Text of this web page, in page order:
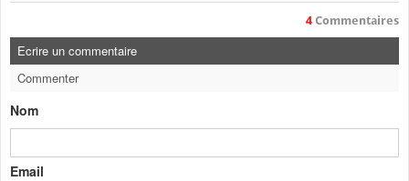
4 Commentaires
Ecrire un commentaire
Commenter
Nom
Email